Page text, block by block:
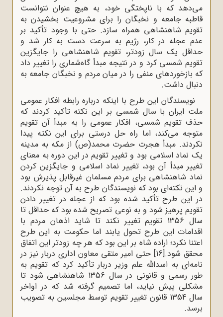
می‌دهد که با ناپختگی خود، به هیچ ‌عنوان نتوانست
قاطبه جامعه و نخبگان را برای مشروعیت بخشیدن به
تقویم شاهنشاهی همراه سازد. حتی با وجود تأکید بر
عدم عجله در کار، رژیم به سرعت دست به کار شد و
حداقل یک سال زودتر، تقویم شاهنشاهی را جایگزین
تقویم شمسی کرد و در نتیجه مبدأ گاه‌شماری را تغییر داد
که بازخوردهای منفی را در میان مردم و نخبگان جامعه به
دنبال داشت.
نویسندگان این طرح با اینکه درباره رابطه افکار عمومی
ملت ایران با سال شمسی بر این نکته تأکید کردند که
حذف تقویم شمسی، افکار عمومی را به مبدأ آن تقویم
متوجه می‌کند، اما راه حل درستی برای این نکته پیدا
نکردند. مبدأ هجرت حضرت محمد(ص) از مکه به مدینه
یک نماد اسلامی بود و تغییر تقویم در این دوره به معنای
تغییر مبدأ آن بود، تغییر نماد اسلامی و جایگزین کردن
نماد شاهنشاهی برای مردم مسلمان غیرقابل پذیرش بود
و این نکته‌ای بود که نویسندگان طرح به آن توجه نکردند.
در این طرح تأکید شده بود که از عجله در تغییر دادن
تقویم پرهیز شود و به نوعی تصریح شده بود که حداقل تا
سال 1356 تقویم تغییر نکند تا شاید اذهان مردم با
اقدامات این طرح تحول یابند اما حکومت به این طرح
اعتنا نکرد؛ اراده شاه بر این بود که هر چه زودتر این اتفاق
محقق شود.[16]
حتی امیر متقی معاون اداری دربار نیز در
نامه‌ای به اسدالله علم وزیر دربار تأکید کرد که تقویم به
‌طور رسمی و قانونی در سال 1356 شاهنشاهی شود تا
مشکلی پیش نیاید، اما تصمیم گرفته شد که در اواخر
سال 1354 قانون تغییر تقویم توسط مجلسین به تصویب
برسد.